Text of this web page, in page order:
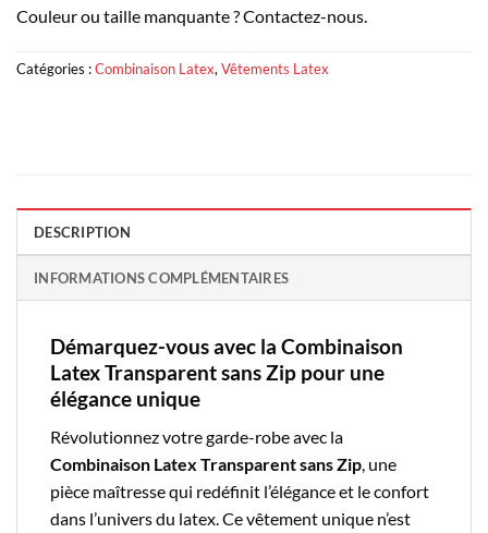
Couleur ou taille manquante ? Contactez-nous.
Catégories :Combinaison Latex, Vêtements Latex
DESCRIPTION
INFORMATIONS COMPLÉMENTAIRES
Démarquez-vous avec la Combinaison
Latex Transparent sans Zip pour une
élégance unique
Révolutionnez votre garde-robe avec la
Combinaison Latex Transparent sans Zip, une
pièce maîtresse qui redéfinit l’élégance et le confort
dans l’univers du latex. Ce vêtement unique n’est